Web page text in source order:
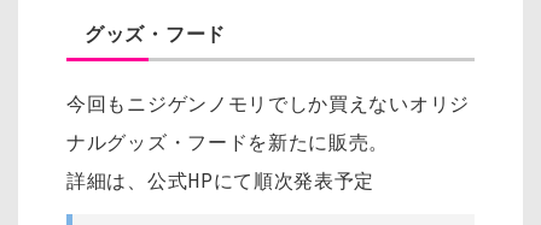
グッズ・フード
今回もニジゲンノモリでしか買えないオリジ
ナルグッズ・フードを新たに販売。
詳細は、公式HPにて順次発表予定